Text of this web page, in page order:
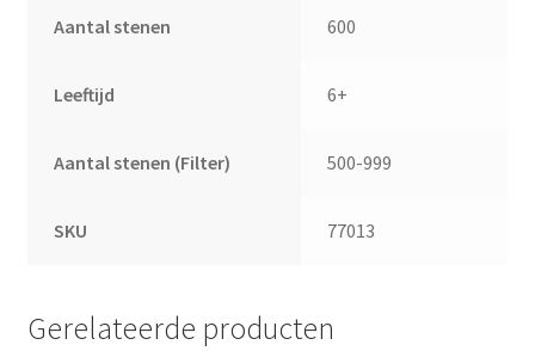
Aantal stenen 600
Leeftijd 6+
Aantal stenen (Filter) 500-999
SKU 77013
Gerelateerde producten